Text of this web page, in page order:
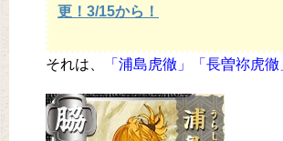
更！3/15から！
それは、 「浦島虎徹」「長曽祢虎徹